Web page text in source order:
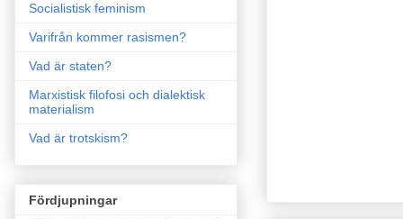
Socialistisk feminism
Varifrån kommer rasismen?
Vad är staten?
Marxistisk filofosi och dialektisk
materialism
Vad är trotskism?
Fördjupningar